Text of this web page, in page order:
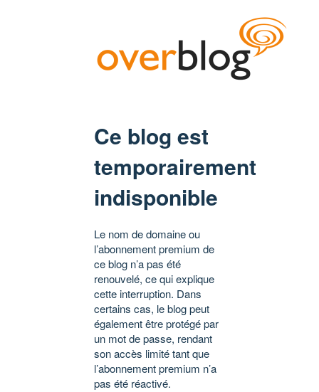
Ce blog est
temporairement
indisponible
Le nom de domaine ou
l’abonnement premium de
ce blog n’a pas été
renouvelé, ce qui explique
cette interruption. Dans
certains cas, le blog peut
également être protégé par
un mot de passe, rendant
son accès limité tant que
l’abonnement premium n’a
pas été réactivé.